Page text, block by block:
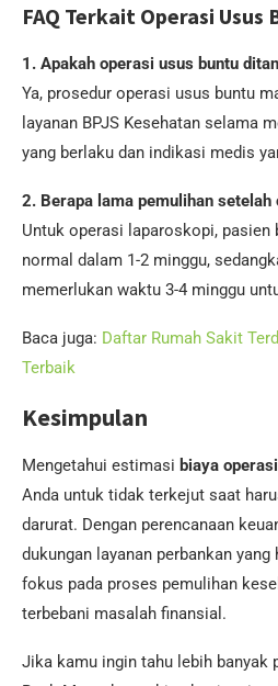
FAQ Terkait Operasi Usus
1. Apakah operasi usus buntu
Ya, prosedur operasi usus buntu
layanan BPJS Kesehatan selama
yang berlaku dan indikasi medis
2. Berapa lama pemulihan setelah
Untuk operasi laparoskopi,
normal dalam 1-2 minggu,
memerlukan waktu 3-4 minggu
Baca juga: Daftar Rumah Sakit
Terbaik
Kesimpulan
Mengetahui estimasi biaya
Anda untuk tidak terkejut saat
darurat. Dengan perencanaan
dukungan layanan perbankan
fokus pada proses pemulihan
terbebani masalah finansial.
Jika kamu ingin tahu lebih banyak